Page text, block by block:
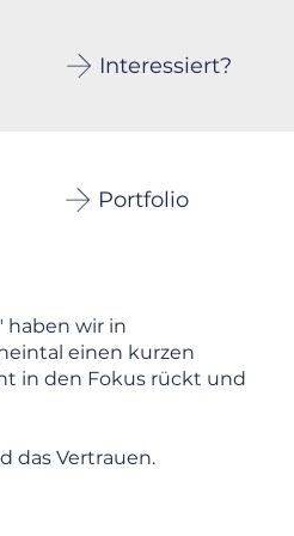
haben wir in
einen kurzen
in den Fokus rückt und
das Vertrauen.
Portfolio
Interessiert?